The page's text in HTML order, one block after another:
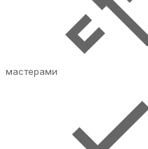
мастерами